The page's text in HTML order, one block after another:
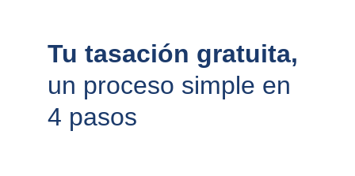
Tu tasación gratuita,
un proceso simple en
4 pasos